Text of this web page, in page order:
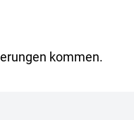
kommen.